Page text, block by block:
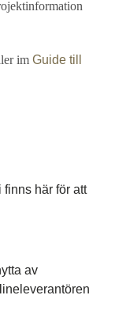
im Guide till
finns här för att
av